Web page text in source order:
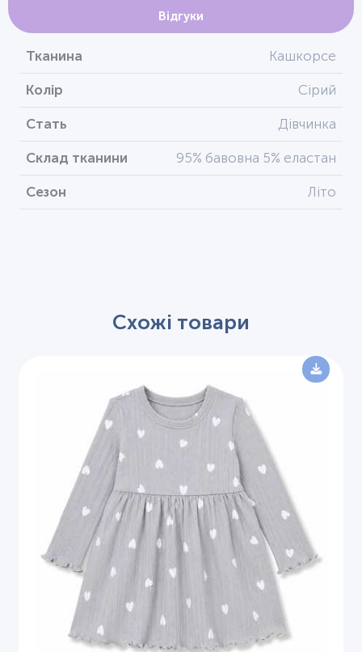
Відгуки
Тканина Кашкорсе
Колір Сірий
Стать Дівчинка
Склад тканини 95% бавовна 5% еластан
Сезон Літо
Схожі товари